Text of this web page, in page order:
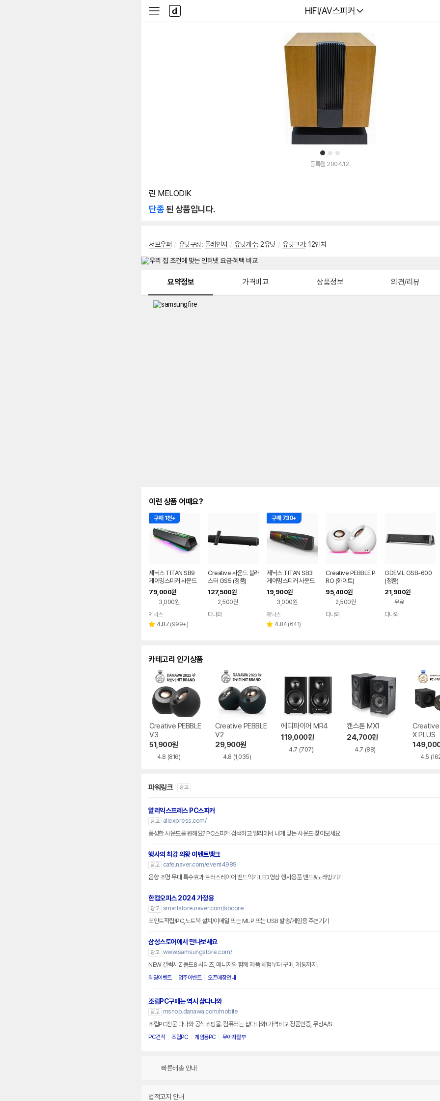
다나와
HIFI/AV스피커
사
이
다
나
와
1 2 3
등록월 2004.12.
린 MELODIK
단종된 상품입니다.
서브우퍼 / 유닛구성: 풀레인지 / 유닛개수: 2유닛 / 유닛크기 : 12인치
요약정보 가격비교 상품정보 의견/리뷰
이런 상품 어때요?
구매 1천+
제닉스 TITAN SB9
게이밍스피커 사운드
바 컴퓨터스피커
79,000원
3,000원
페이
제닉스
별 4.87 리
(999+)
Creative 사운드 블라
스터 GS5 (정품)
127,500원
2,500원
다나와
구매 730+
제닉스 TITAN SB3
게이밍스피커 사운드
바 컴퓨터스피커
19,900원
3,000원
페이
제닉스
별 4.84 리
(641)
Creative PEBBLE P
RO (화이트)
95,400원
2,500원
다나와
GDEVIL GSB-600
(정품)
21,900원
무료
다나와
카테고리 인기상품
Creative PEBBLE
V3
51,900원
4.8 (816)
Creative PEBBLE
V2
29,900원
4.8 (1,035)
에디파이어 MR4
119,000원
4.7 (707)
캔스톤 MX1
24,700원
4.7 (88)
Creative
X PLUS
4.5
파워링크 광고
알리익스프레스 PC스피커
광고
aliexpress.com/
풍성한 사운드를 원해요? PC스피커 검색하고 알리에서 내게 맞는 사운드 찾아보세요
행사의 최강 의왕 이벤트뱅크
광고
cafe.naver.com/event4989
음향 조명 무대 특수효과 트러스레이어 밴드악기 LED영상 행사용품 밴드&노래방기기
한컴오피스 2024 가정용
광고 smartstore.naver.com/sbcore
포인트적립/PC,노트북 설치/이메일 또는 MLP 또는 USB 발송/게임용 주변기기
삼성스토어에서 만나보세요
광고 www.samsungstore.com/
NEW 갤럭시Z 폴드8 시리즈, 매니저와 함께 제품 체험부터 구매, 개통까지!
웨딩이벤트 입주이벤트 오픈매장안내
조립PC구매는 역시 샵다나와
광고
mshop.danawa.com/mobile
조립PC전문 다나와 공식쇼핑몰. 컴퓨터는 샵다나와! 가격비교 정품인증, 무상A/S
PC견적 조립PC 게임용PC 무이자할부
빠른배송 안내
법적고지 안내